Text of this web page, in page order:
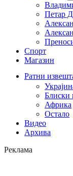
Петар
Спорт
Магазин
Ратни
Блиски
Африка
Остало
Видео
Архива
Реклама